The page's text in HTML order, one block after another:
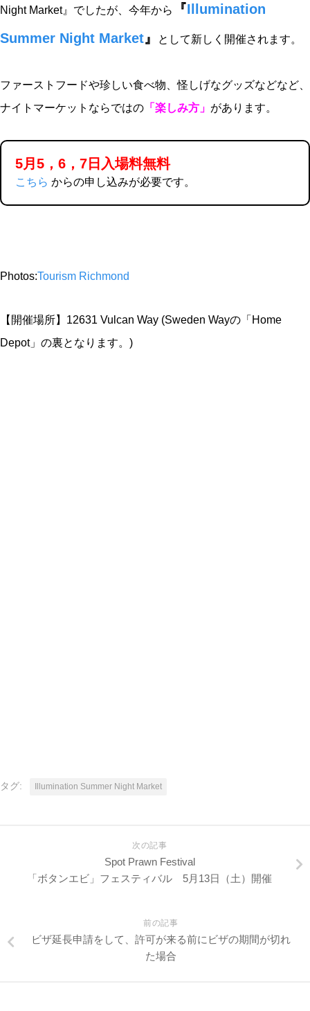
Night Market』でしたが、今年から 『Illumination
Summer Night Market』 として新しく開催されます。
ファーストフードや珍しい食べ物、怪しげなグッズなどなど、
ナイトマーケットならではの 「楽しみ方」 があります。
5月5，6，7日入場料無料
こちら からの申し込みが必要です。
Photos:Tourism Richmond
【開催場所】12631 Vulcan Way (Sweden Wayの「Home
Depot」の裏となります。)
タグ: Illumination Summer Night Market
次の記事
Spot Prawn Festival
「ボタンエビ」フェスティバル 5月13日（土）開催
前の記事
ビザ延長申請をして、許可が来る前にビザの期間が切れ
た場合